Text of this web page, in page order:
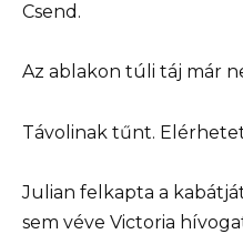
Csend.
Az ablakon túli táj már
Távolinak tűnt.
Julian felkapta a
sem véve Victoria